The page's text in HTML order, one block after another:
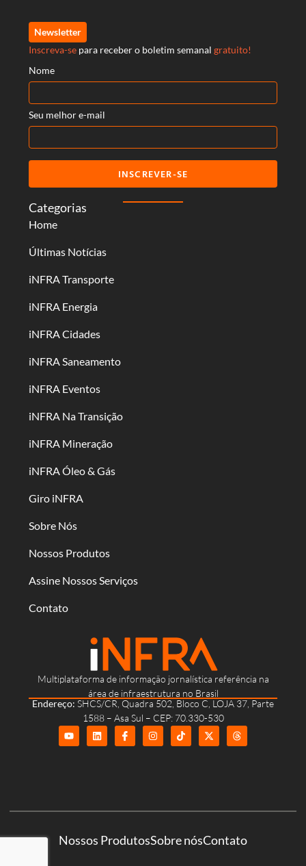
Multiplataforma de informação jornalística referência na
área de infraestrutura no Brasil
Endereço: SHCS/CR, Quadra 502, Bloco C, LOJA 37, Parte
1588 – Asa Sul – CEP: 70.330-530
Categorias
Home
Últimas Notícias
iNFRA Transporte
iNFRA Energia
iNFRA Cidades
iNFRA Saneamento
iNFRA Eventos
iNFRA Na Transição
iNFRA Mineração
iNFRA Óleo & Gás
Giro iNFRA
Sobre Nós
Nossos Produtos
Assine Nossos Serviços
Contato
Newsletter
Inscreva-se para receber o boletim semanal gratuito!
Nome
Seu melhor e-mail
INSCREVER-SE
Nossos ProdutosSobre nósContato